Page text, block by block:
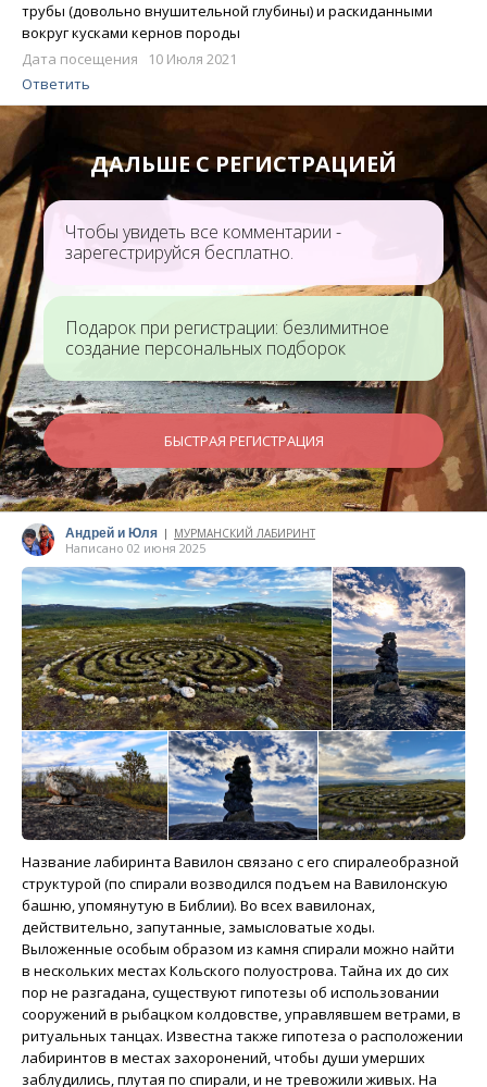
трубы (довольно внушительной глубины) и раскиданными
вокруг кусками кернов породы
Дата посещения 10 Июля 2021
Ответить
ДАЛЬШЕ С РЕГИСТРАЦИЕЙ
Чтобы увидеть все комментарии -
зарегестрируйся бесплатно.
Подарок при регистрации: безлимитное
создание персональных подборок
БЫСТРАЯ РЕГИСТРАЦИЯ
Андрей и Юля | МУРМАНСКИЙ ЛАБИРИНТ
Написано 02 июня 2025
Название лабиринта Вавилон связано с его спиралеобразной
структурой (по спирали возводился подъем на Вавилонскую
башню, упомянутую в Библии). Во всех вавилонах,
действительно, запутанные, замысловатые ходы.
Выложенные особым образом из камня спирали можно найти
в нескольких местах Кольского полуострова. Тайна их до сих
пор не разгадана, существуют гипотезы об использовании
сооружений в рыбацком колдовстве, управлявшем ветрами, в
ритуальных танцах. Известна также гипотеза о расположении
лабиринтов в местах захоронений, чтобы души умерших
заблудились, плутая по спирали, и не тревожили живых. На